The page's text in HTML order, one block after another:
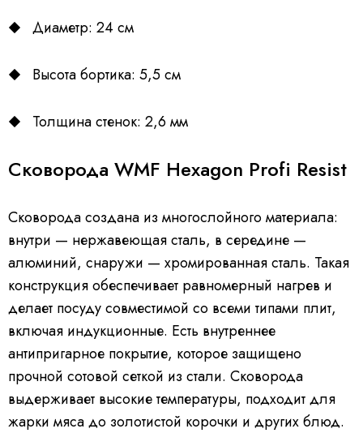
Диаметр: 24 см
Высота бортика: 5,5 см
Толщина стенок: 2,6 мм
Сковорода WMF Hexagon Profi Resist
Сковорода создана из многослойного материала:
внутри — нержавеющая сталь, в середине —
алюминий, снаружи — хромированная сталь. Такая
конструкция обеспечивает равномерный нагрев и
делает посуду совместимой со всеми типами плит,
включая индукционные. Есть внутреннее
антипригарное покрытие, которое защищено
прочной сотовой сеткой из стали. Сковорода
выдерживает высокие температуры, подходит для
жарки мяса до золотистой корочки и других блюд.